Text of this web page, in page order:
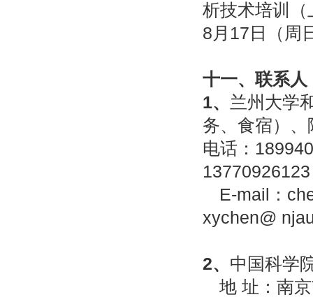
析技术培训
8 月 17 日（周
十一、联系人
1、 兰州大学
务、食宿）
电话：
13770926123
E-mail ：
xychen@
2、 中国科学
地 址：南